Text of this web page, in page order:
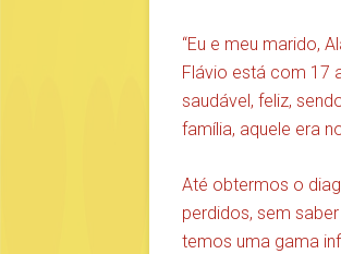
“Eu e meu marido,
Flávio está com 17
saudável, feliz,
família, aquele era
Até obtermos o
perdidos, sem
temos uma gama